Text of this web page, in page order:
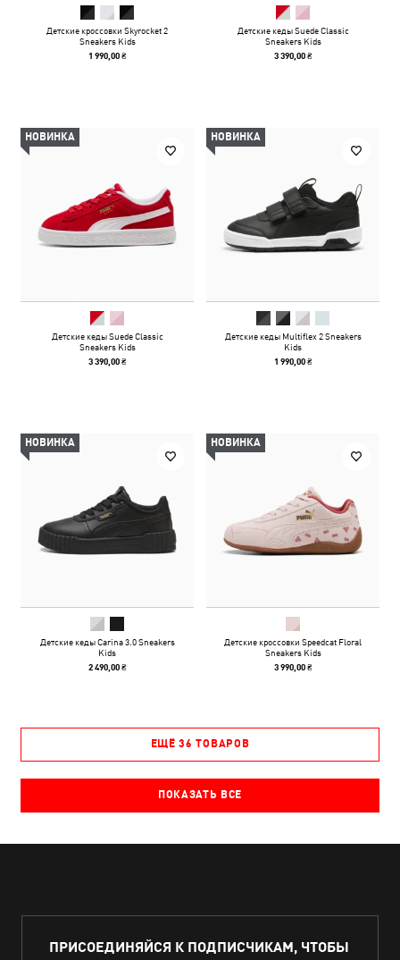
Детские кроссовки Skyrocket 2
Sneakers Kids
1 990,00 ₴
Детские кеды Suede Classic
Sneakers Kids
3 390,00 ₴
НОВИНКА
Детские кеды Suede Classic
Sneakers Kids
3 390,00 ₴
НОВИНКА
Детские кеды Multiflex 2 Sneakers
Kids
1 990,00 ₴
НОВИНКА
Детские кеды Carina 3.0 Sneakers
Kids
2 490,00 ₴
НОВИНКА
Детские кроссовки Speedcat Floral
Sneakers Kids
3 990,00 ₴
ЕЩЁ 36 ТОВАРОВ
ПОКАЗАТЬ ВСЕ
ПРИСОЕДИНЯЙСЯ К ПОДПИСЧИКАМ, ЧТОБЫ